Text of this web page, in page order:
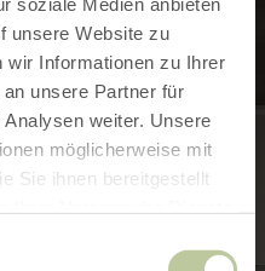
unsere Website zu
wir Informationen zu Ihrer
unsere Partner für
weiter. Unsere
möglicherweise mit
Sie ihnen bereitgestellt